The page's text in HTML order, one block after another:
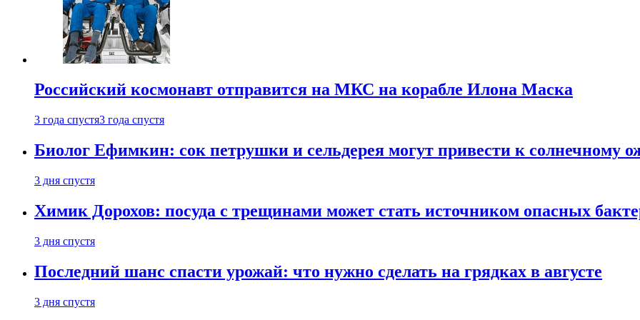
Российский космонавт отправится на МКС на корабле Илона Маска
3 года спустя3 года спустя
Биолог Ефимкин: сок петрушки и сельдерея могут привести к солнечному
3 дня спустя
Химик Дорохов: посуда с трещинами может стать источником опасных
3 дня спустя
Последний шанс спасти урожай: что нужно сделать на грядках в августе
3 дня спустя